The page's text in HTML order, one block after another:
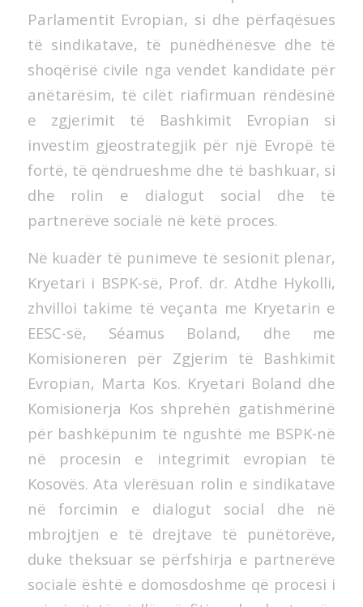
Parlamentit Evropian, si dhe përfaqësues
të sindikatave, të punëdhënësve dhe të
shoqërisë civile nga vendet kandidate për
anëtarësim, të cilët riafirmuan rëndësinë
e zgjerimit të Bashkimit Evropian si
investim gjeostrategjik për një Evropë të
fortë, të qëndrueshme dhe të bashkuar, si
dhe rolin e dialogut social dhe të
partnerëve socialë në këtë proces.
Në kuadër të punimeve të sesionit plenar,
Kryetari i BSPK-së, Prof. dr. Atdhe Hykolli,
zhvilloi takime të veçanta me Kryetarin e
EESC-së, Séamus Boland, dhe me
Komisioneren për Zgjerim të Bashkimit
Evropian, Marta Kos. Kryetari Boland dhe
Komisionerja Kos shprehën gatishmërinë
për bashkëpunim të ngushtë me BSPK-në
në procesin e integrimit evropian të
Kosovës. Ata vlerësuan rolin e sindikatave
në forcimin e dialogut social dhe në
mbrojtjen e të drejtave të punëtorëve,
duke theksuar se përfshirja e partnerëve
socialë është e domosdoshme që procesi i